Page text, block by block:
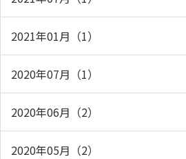
2021年01月（1）
2020年07月（1）
2020年06月（2）
2020年05月（2）